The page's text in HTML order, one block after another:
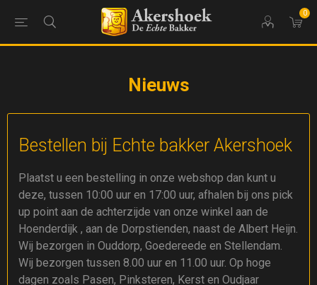
0
Nieuws
Bestellen bij Echte bakker Akershoek
Plaatst u een bestelling in onze webshop dan kunt u
deze, tussen 10:00 uur en 17:00 uur, afhalen bij ons pick
up point aan de achterzijde van onze winkel aan de
Hoenderdijk , aan de Dorpstienden, naast de Albert Heijn.
Wij bezorgen in Ouddorp, Goedereede en Stellendam.
Wij bezorgen tussen 8.00 uur en 11.00 uur. Op hoge
dagen zoals Pasen, Pinksteren, Kerst en Oudjaar